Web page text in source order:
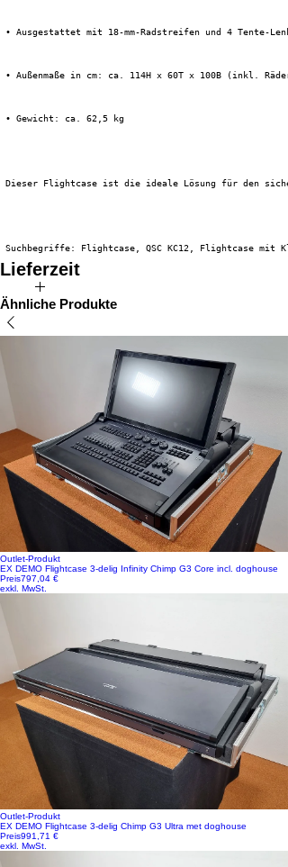
• Ausgestattet mit 18-mm-Radstreifen und 4 Tente-
• Außenmaße in cm: ca. 114H x 60T x 100B (inkl.
• Gewicht: ca. 62,5 kg
Dieser Flightcase ist die ideale Lösung für den
Suchbegriffe: Flightcase, QSC KC12, Flightcase mit
Lieferzeit
Die voraussichtliche Lieferzeit für dieses Produkt beträgt 2 bis 4
Wochen.
Ähnliche Produkte
Outlet-Produkt
EX DEMO Flightcase 3-delig Infinity Chimp G3 Core incl. doghouse
Preis797,04 €
exkl. MwSt.
Outlet-Produkt
EX DEMO Flightcase 3-delig Chimp G3 Ultra met doghouse
Preis991,71 €
exkl. MwSt.